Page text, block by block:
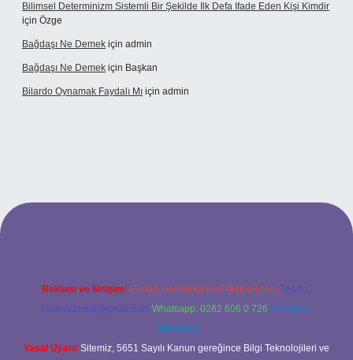
Bilimsel Determinizm Sistemli Bir Şekilde Ilk Defa Ifade Eden Kişi Kimdir
için Özge
Bağdaşı Ne Demek için admin
Bağdaşı Ne Demek için Başkan
Bilardo Oynamak Faydalı Mı için admin
bahis sitesi
Reklam ve İletişim: E-mail: backlinkpaneli@gmail.com Teams:
forumhizmeti@gmail.com Whatsapp: 0262 606 0 726 Telegram:
@karabul
Yasal Uyarı: Sitemiz, 5651 Sayılı Kanun gereğince Bilgi Teknolojileri ve